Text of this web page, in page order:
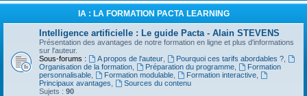
IA : LA FORMATION PACTA LEARNING
Intelligence artificielle : Le guide Pacta - Alain STEVENS
Présentation des avantages de notre formation en ligne et plus d'informations
sur l'auteur.
Sous-forums :
A propos de l'auteur, Pourquoi ces tarifs abordables ?,
Organisation de la formation
Préparation du programme,
Formation
personnalisable
Formation modulable, Formation interactive,
Principaux avantages
Sources du contenu
Sujets : 90